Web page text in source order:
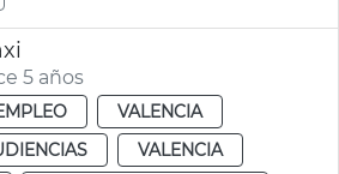
5 años
VALENCIA
VALENCIA